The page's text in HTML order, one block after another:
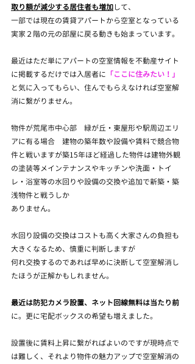
取り額が減少する居住者も増加して、
一部では現在の賃貸アパートから空室となっている
実家２階の元の部屋に戻る動きも始まっています。
最近はただ単にアパートの空室情報を不動産サイト
に掲載するだけでは入居者に 「ここに住みたい！」
と気に入ってもらい、住んでもらえなければ空室解
消に繋がりません。
物件が荒尾市中心部　緑が丘・東屋形や駅周辺エリ
アに有る場合　建物の築年数や設備や賃料で競合物
件と戦いますが築15年ほど経過した物件は建物外観
の塗装等メインテナンスやキッチンや洗面・トイ
レ・浴室等の水回りや設備の交換や追加で新築・築
浅物件と戦うしか
ありません。
水回り設備の交換はコストも高く大家さんの負担も
大きくなるため、慎重に判断しますが
何れ交換するのであれば早めに決断して空室解消し
たほうが正解かもしれません。
最近は防犯カメラ設置、ネット回線無料は当たり前
に。更に宅配ボックスの希望も増えました。
設置後に賃料上昇に繋がればよいのですが現時点で
は難しく、それより物件の魅力アップで空室解消の